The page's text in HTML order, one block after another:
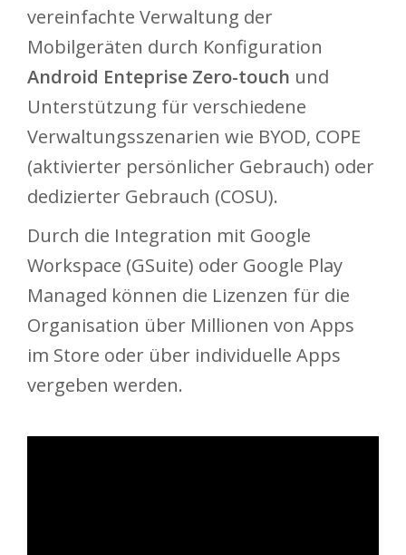
vereinfachte Verwaltung der
Mobilgeräten durch Konfiguration
Android Enteprise Zero-touch und
Unterstützung für verschiedene
Verwaltungsszenarien wie BYOD, COPE
(aktivierter persönlicher Gebrauch) oder
dedizierter Gebrauch (COSU).
Durch die Integration mit Google
Workspace (GSuite) oder Google Play
Managed können die Lizenzen für die
Organisation über Millionen von Apps
im Store oder über individuelle Apps
vergeben werden.